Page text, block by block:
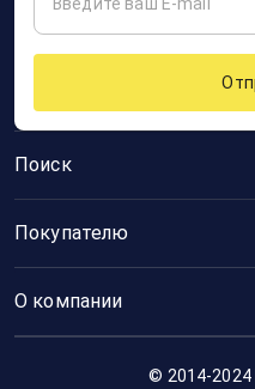
Поиск
Покупателю
О компании
© 2014-